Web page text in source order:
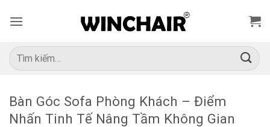
qua
dung
Tìm
kiếm:
Bàn Góc Sofa Phòng Khách – Điểm
Nhấn Tinh Tế Nâng Tầm Không Gian